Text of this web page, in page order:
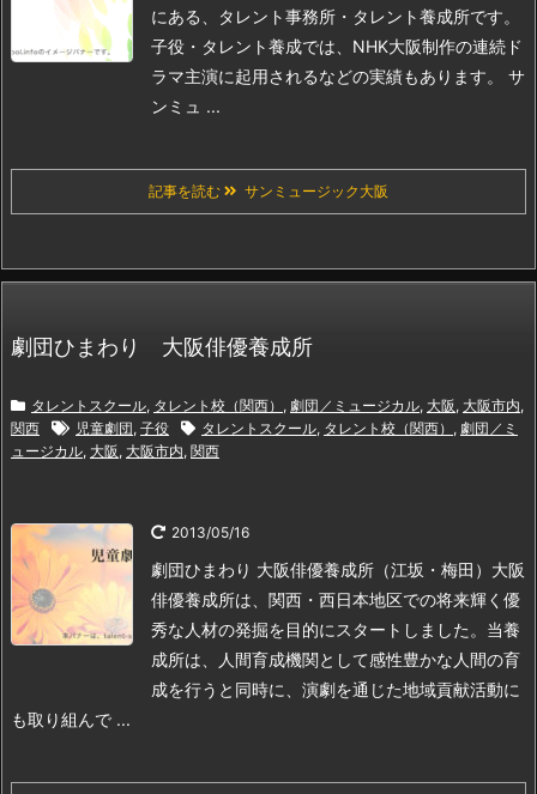
にある、タレント事務所・タレント養成所です。
子役・タレント養成では、NHK大阪制作の連続ド
ラマ主演に起用されるなどの実績もあります。
サ
ンミュ ...
記事を読む サンミュージック大阪
劇団ひまわり 大阪俳優養成所
タレントスクール, タレント校（関西） , 劇団／ミュージカル, 大阪, 大阪市内,
関西
児童劇団, 子役 タレントスクール, タレント校（関西） , 劇団／ミ
ュージカル, 大阪, 大阪市内, 関西
2013/05/16
劇団ひまわり 大阪俳優養成所（江坂・梅田） 大阪
俳優養成所は、関西・西日本地区での将来輝く優
秀な人材の発掘を目的にスタートしました。当養
成所は、人間育成機関として感性豊かな人間の育
成を行うと同時に、演劇を通じた地域貢献活動に
も取り組んで ...